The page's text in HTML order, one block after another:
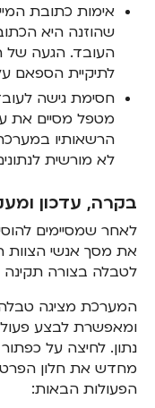
אימות כתובת
שהוזנה היא
העובד. הגעה של
לתיקיית הספאם
חסימת גישה
מטפל מסיים את
הרשאותיו
לא מורשית
בקרה, עדכון
לאחר שמסיימים
את מסך אנשי הצוות
לטבלה בצורה תקינה
המערכת מציגה
ומאפשרת לבצע
נתון. לחיצה על
מחדש את חלון
הפעולות הבאות: